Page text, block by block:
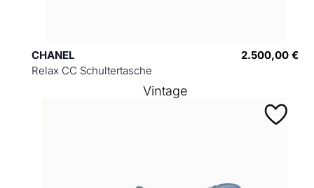
CHANEL
Relax CC Schultertasche
2.500,00 €
Vintage